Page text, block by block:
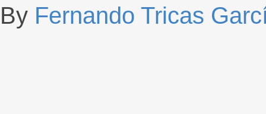
By Fernando Tricas